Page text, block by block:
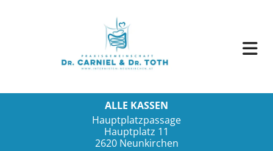
ALLE KASSEN
Hauptplatzpassage
Hauptplatz 11
2620 Neunkirchen